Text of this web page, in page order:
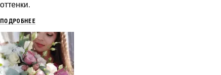
оттенки.
ПОДРОБНЕЕ